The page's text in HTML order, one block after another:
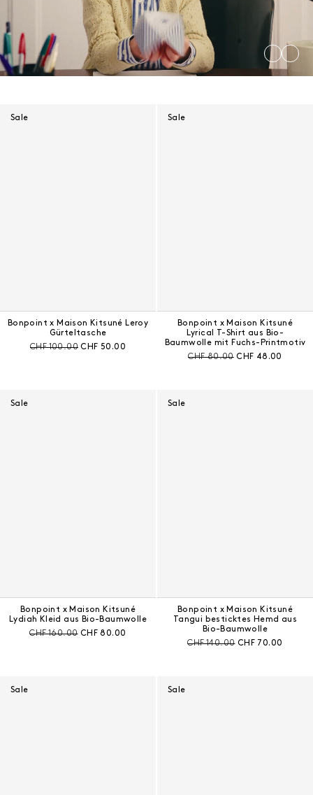
Sale
Bonpoint x Maison Kitsuné Leroy
Gürteltasche
Preis vor Rabatt:
CHF 100.00 Aktueller Preis:
CHF 50.00
Sale
Bonpoint x Maison Kitsuné
Lyrical T-Shirt aus Bio-
Baumwolle mit Fuchs-Printmotiv
Preis vor Rabatt:
CHF 80.00 Aktueller Preis:
CHF 48.00
Sale
Bonpoint x Maison Kitsuné
Lydiah Kleid aus Bio-Baumwolle
Preis vor Rabatt:
CHF 160.00 Aktueller Preis:
CHF 80.00
Sale
Bonpoint x Maison Kitsuné
Tangui besticktes Hemd aus
Bio-Baumwolle
Preis vor Rabatt:
CHF 140.00 Aktueller Preis:
CHF 70.00
Sale Sale